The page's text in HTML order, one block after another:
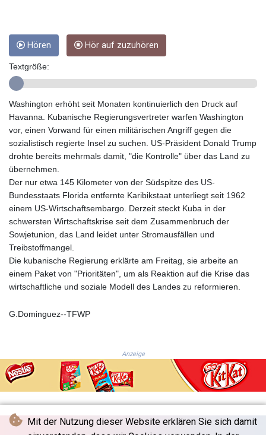
Mit der Nutzung dieser Website erklären Sie sich damit
FKP 0.74148
GBP 0.742583
GEL 2.610391
GGP 0.74148
GHS 11.700039
GIP 0.74148
GNF
8756.649224
GTQ 7.607144
GYD 208.588851
HKD 7.84315
HRK 6.518804
HTG 130.363707
HUF 314.060388
1306.058902
IRR
1375550.000352
JMD 158.335856
Hören Hör auf zuzuhören
Textgröße:
Washington erhöht seit Monaten kontinuierlich den Druck auf
Havanna. Kubanische Regierungsvertreter warfen Washington
vor, einen Vorwand für einen militärischen Angriff gegen die
sozialistisch regierte Insel zu suchen. US-Präsident Donald Trump
drohte bereits mehrmals damit, "die Kontrolle" über das Land zu
übernehmen.
Der nur etwa 145 Kilometer von der Südspitze des US-
Bundesstaats Florida entfernte Karibikstaat unterliegt seit 1962
einem US-Wirtschaftsembargo. Derzeit steckt Kuba in der
schwersten Wirtschaftskrise seit dem Zusammenbruch der
Sowjetunion, das Land leidet unter Stromausfällen und
Treibstoffmangel.
Die kubanische Regierung erklärte am Freitag, sie arbeite an
einem Paket von "Prioritäten", um als Reaktion auf die Krise das
wirtschaftliche und soziale Modell des Landes zu reformieren.
G.Dominguez--TFWP
Anzeige